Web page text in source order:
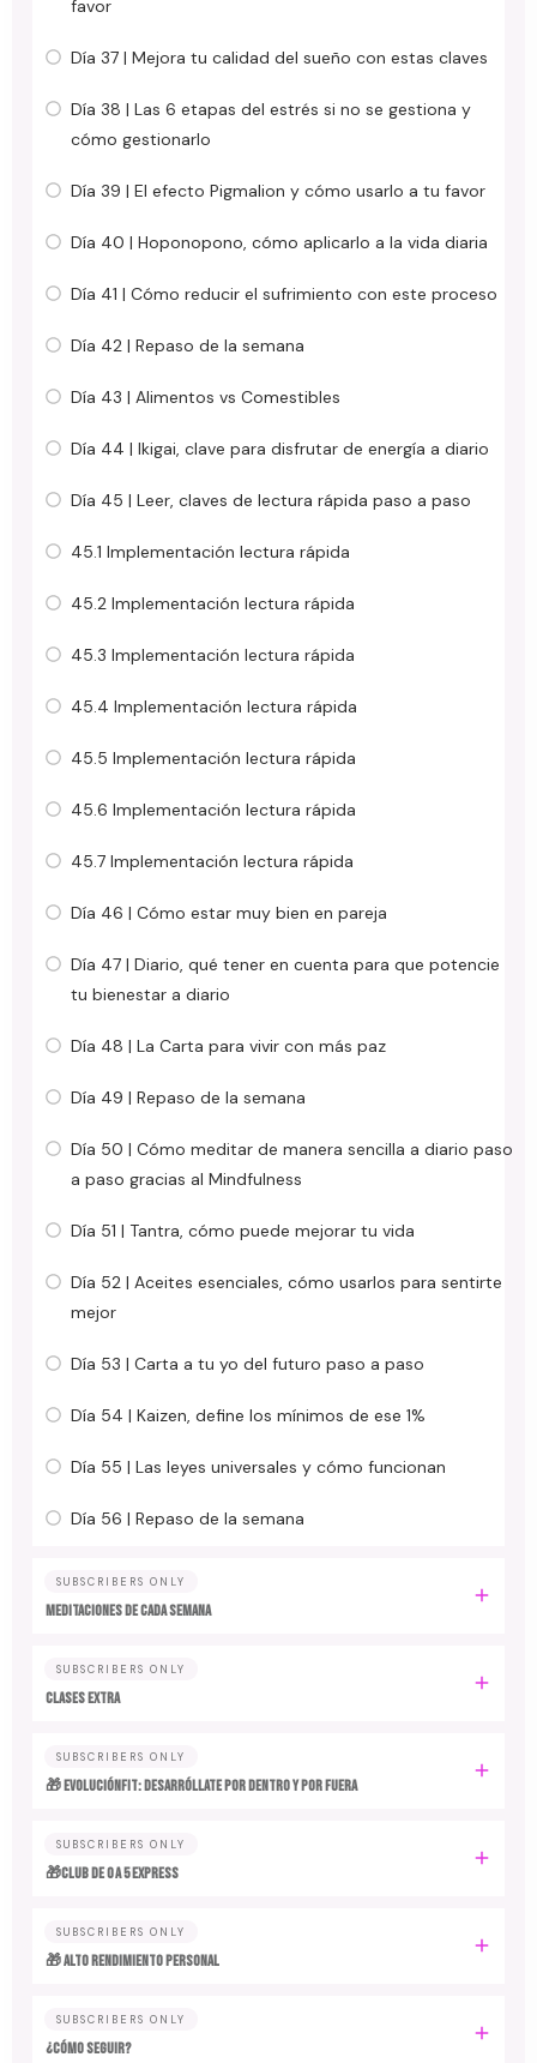
favor
Día 37 | Mejora tu calidad del sueño con estas claves
Día 38 | Las 6 etapas del estrés si no se gestiona y
cómo gestionarlo
Día 39 | El efecto Pigmalion y cómo usarlo a tu favor
Día 40 | Hoponopono, cómo aplicarlo a la vida diaria
Día 41 | Cómo reducir el sufrimiento con este proceso
Día 42 | Repaso de la semana
Día 43 | Alimentos vs Comestibles
Día 44 | Ikigai, clave para disfrutar de energía a diario
Día 45 | Leer, claves de lectura rápida paso a paso
45.1 Implementación lectura rápida
45.2 Implementación lectura rápida
45.3 Implementación lectura rápida
45.4 Implementación lectura rápida
45.5 Implementación lectura rápida
45.6 Implementación lectura rápida
45.7 Implementación lectura rápida
Día 46 | Cómo estar muy bien en pareja
Día 47 | Diario, qué tener en cuenta para que potencie
tu bienestar a diario
Día 48 | La Carta para vivir con más paz
Día 49 | Repaso de la semana
Día 50 | Cómo meditar de manera sencilla a diario paso
a paso gracias al Mindfulness
Día 51 | Tantra, cómo puede mejorar tu vida
Día 52 | Aceites esenciales, cómo usarlos para sentirte
mejor
Día 53 | Carta a tu yo del futuro paso a paso
Día 54 | Kaizen, define los mínimos de ese 1%
Día 55 | Las leyes universales y cómo funcionan
Día 56 | Repaso de la semana
SUBSCRIBERS ONLY
MEDITACIONES DE CADA SEMANA
SUBSCRIBERS ONLY
CLASES EXTRA
SUBSCRIBERS ONLY
🎁 EvoluciónFit: desarróllate por dentro y por fuera
SUBSCRIBERS ONLY
🎁Club de 0 a 5 EXPRESS
SUBSCRIBERS ONLY
🎁 ALTO RENDIMIENTO PERSONAL
SUBSCRIBERS ONLY
¿CÓMO SEGUIR?